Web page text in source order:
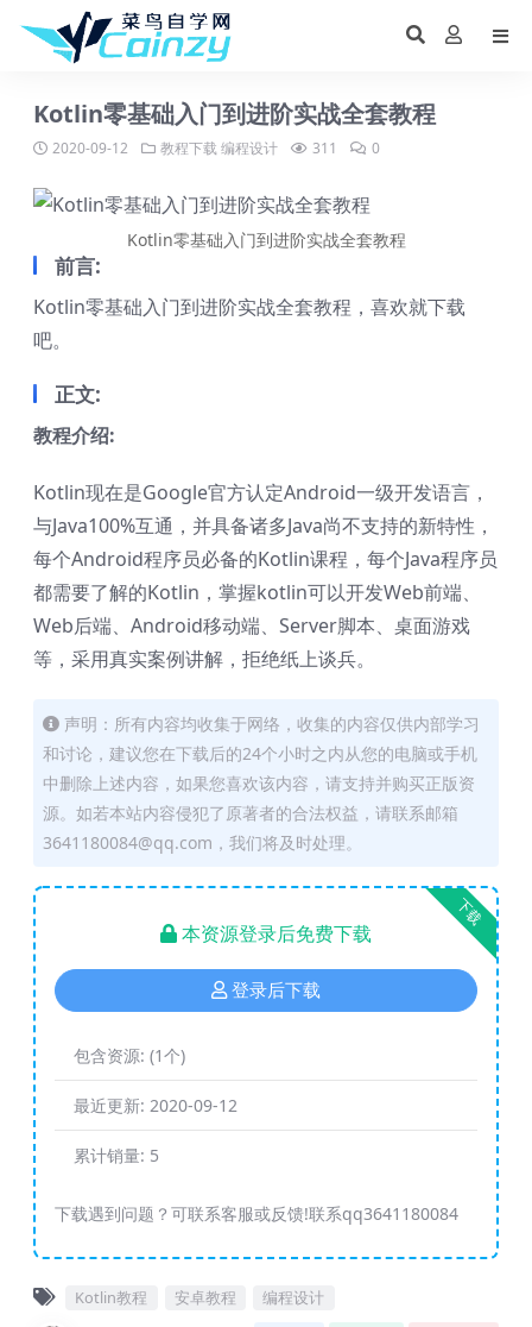
Kotlin零基础入门到进阶实战全套教程
2020-09-12 教程下载编程设计 311 0
Kotlin零基础入门到进阶实战全套教程
前言:
Kotlin零基础入门到进阶实战全套教程，喜欢就下载
吧。
正文:
教程介绍:
Kotlin现在是Google官方认定Android一级开发语言，
与Java100%互通，并具备诸多Java尚不支持的新特性，
每个Android程序员必备的Kotlin课程，每个Java程序员
都需要了解的Kotlin，掌握kotlin可以开发Web前端、
Web后端、Android移动端、Server脚本、桌面游戏
等，采用真实案例讲解，拒绝纸上谈兵。
声明：所有内容均收集于网络，收集的内容仅供内部学习
和讨论，建议您在下载后的24个小时之内从您的电脑或手机
中删除上述内容，如果您喜欢该内容，请支持并购买正版资
源。如若本站内容侵犯了原著者的合法权益，请联系邮箱
3641180084@qq.com，我们将及时处理。
下载
本资源登录后免费下载
登录后下载
包含资源: (1个)
最近更新: 2020-09-12
累计销量: 5
下载遇到问题？可联系客服或反馈!联系qq3641180084
Kotlin教程 安卓教程 编程设计